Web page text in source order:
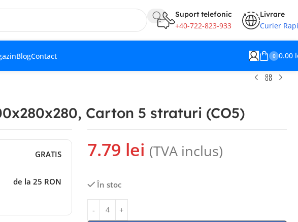
Suport telefonic
+40-722-823-933
Livrare
Curier
BlogContact 0 0.00
187.67
Carton 5 straturi (CO5)
GRATIS
de la 25 RON
7.79 lei (TVA inclus)
În stoc